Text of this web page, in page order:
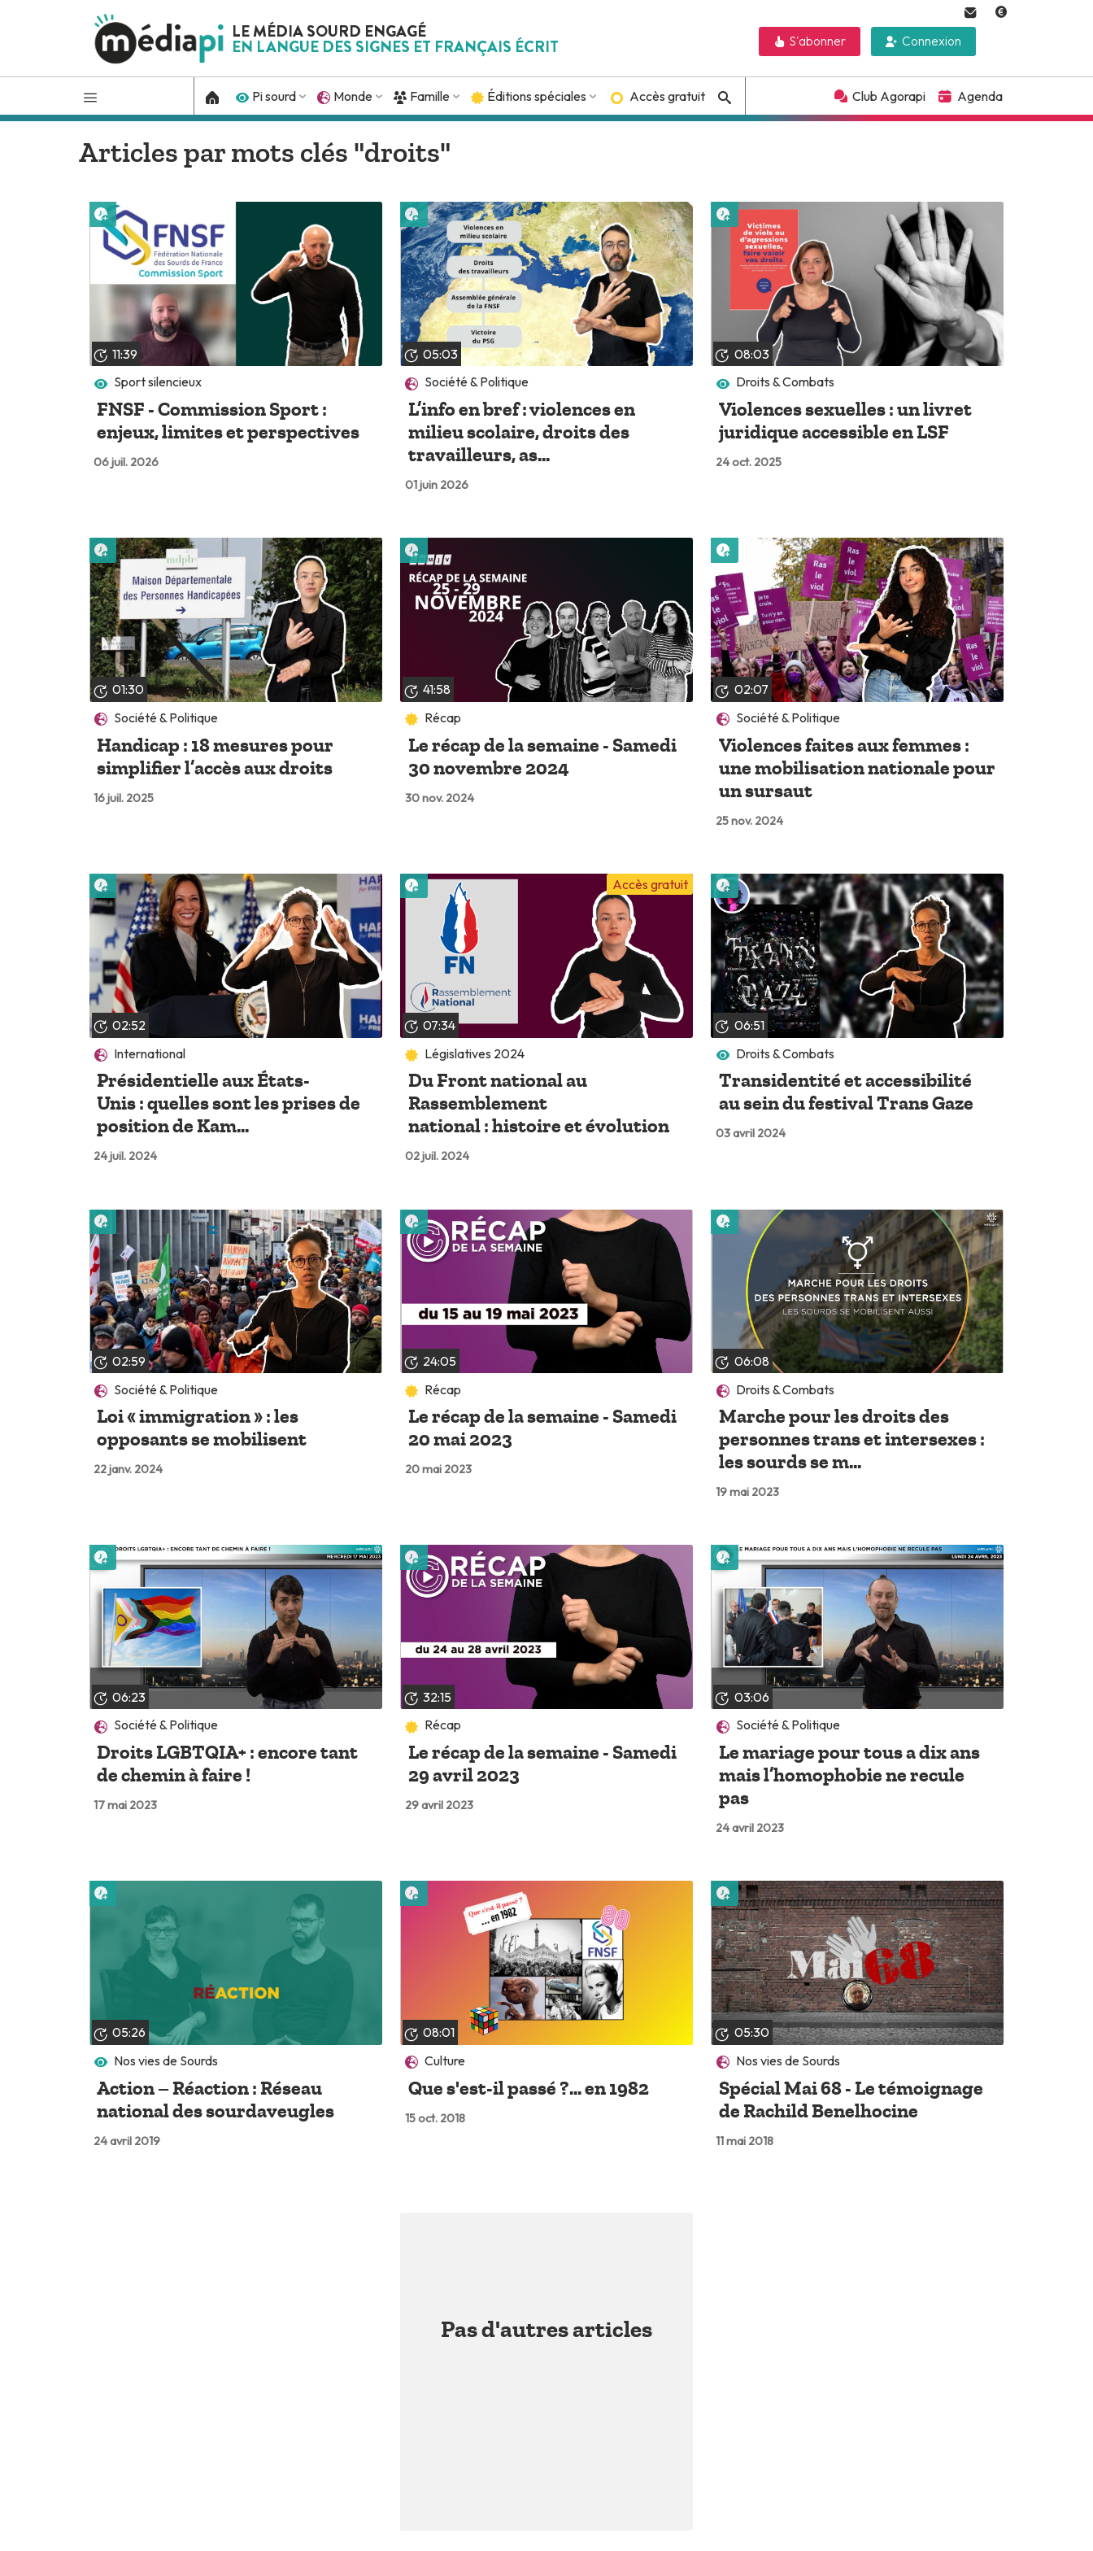
LE MÉDIA SOURD ENGAGÉ
EN LANGUE DES SIGNES ET FRANÇAIS ÉCRIT Connexion
S'abonner
Pi sourd Monde Famille Éditions spéciales Accès gratuit Club Agorapi Agenda
Articles par mots clés "droits"
11:39
Sport silencieux
FNSF - Commission Sport :
enjeux, limites et perspectives
06 juil. 2026
Lire plus tard
05:03
Société & Politique
L’info en bref : violences en
milieu scolaire, droits des
travailleurs, as...
01 juin 2026
Lire plus tard
08:03
Droits & Combats
Violences sexuelles : un livret
juridique accessible en LSF
24 oct. 2025
Lire plus tard
01:30
Société & Politique
Handicap : 18 mesures pour
simplifier l’accès aux droits
16 juil. 2025
Lire plus tard
41:58
Récap
Le récap de la semaine - Samedi
30 novembre 2024
30 nov. 2024
02:07
Société & Politique
Violences faites aux femmes :
une mobilisation nationale pour
un sursaut
25 nov. 2024
Lire plus tard
02:52
International
Présidentielle aux États-
Unis : quelles sont les prises de
position de Kam...
24 juil. 2024
Lire plus tard
07:34
Accès gratuit
Législatives 2024
Du Front national au
Rassemblement
national : histoire et évolution
02 juil. 2024
Lire plus tard
06:51
Droits & Combats
Transidentité et accessibilité
au sein du festival Trans Gaze
03 avril 2024
Lire plus tard
02:59
Société & Politique
Loi « immigration » : les
opposants se mobilisent
22 janv. 2024
Lire plus tard
24:05
Récap
Le récap de la semaine - Samedi
20 mai 2023
20 mai 2023
Lire plus tard
06:08
Droits & Combats
Marche pour les droits des
personnes trans et intersexes :
les sourds se m...
19 mai 2023
Lire plus tard
06:23
Société & Politique
Droits LGBTQIA+ : encore tant
de chemin à faire !
17 mai 2023
Lire plus tard
32:15
Récap
Le récap de la semaine - Samedi
29 avril 2023
29 avril 2023
Lire plus tard
03:06
Société & Politique
Le mariage pour tous a dix ans
mais l’homophobie ne recule
pas
24 avril 2023
Lire plus tard
05:26
Nos vies de Sourds
Action – Réaction : Réseau
national des sourdaveugles
24 avril 2019
08:01
Culture
Que s'est-il passé ?... en 1982
15 oct. 2018
05:30
Nos vies de Sourds
Spécial Mai 68 - Le témoignage
de Rachild Benelhocine
11 mai 2018
Lire plus tard
Pas d'autres articles